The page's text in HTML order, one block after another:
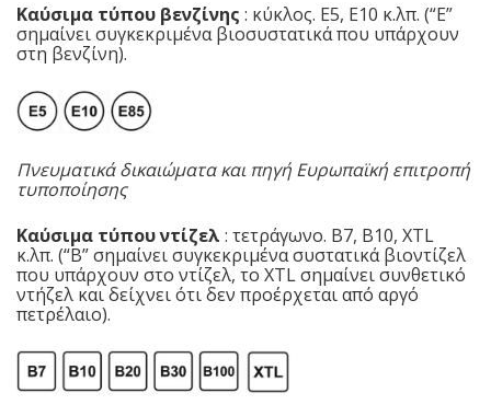
Καύσιμα τύπου βενζίνης : κύκλος. E5, E10 κ.λπ. (“Ε”
σημαίνει συγκεκριμένα βιοσυστατικά που υπάρχουν
στη βενζίνη).
Πνευματικά δικαιώματα και πηγή Ευρωπαϊκή επιτροπή
τυποποίησης
Καύσιμα τύπου ντίζελ : τετράγωνο. B7, B10, XTL
κ.λπ. (“Β” σημαίνει συγκεκριμένα συστατικά βιοντίζελ
που υπάρχουν στο ντίζελ, το XTL σημαίνει συνθετικό
ντήζελ και δείχνει ότι δεν προέρχεται από αργό
πετρέλαιο).